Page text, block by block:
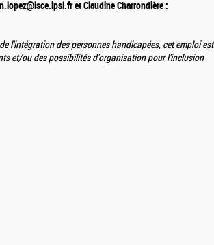
et Claudine Charrondière :
l'intégration des personnes handicapées, cet emploi est
et/ou des possibilités d'organisation pour l'inclusion